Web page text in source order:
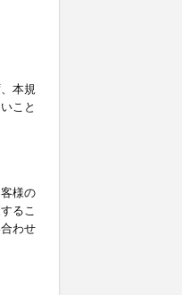
本規
こと
様の
るこ
わせ